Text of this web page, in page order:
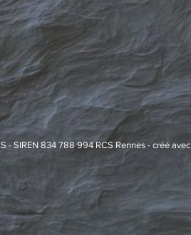
- SIREN 834 788 994 RCS Rennes - créé avec